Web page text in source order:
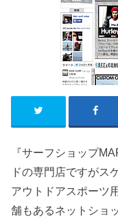
『サーフショップ
ドの専門店ですがス
アウトドアスポーツ
舗もあるネットショ